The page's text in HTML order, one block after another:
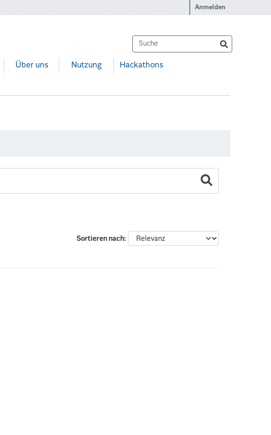
Anmelden
Über uns Nutzung Hackathons
Sortieren nach